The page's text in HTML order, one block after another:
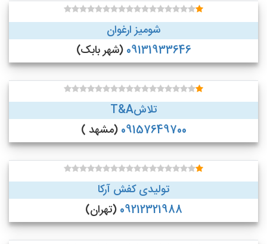
شومیز ارغوان
09131933646 (شهر بابک)
تلاشT&A
09157649700 (مشهد )
تولیدی کفش آرکا
09212321988 (تهران)